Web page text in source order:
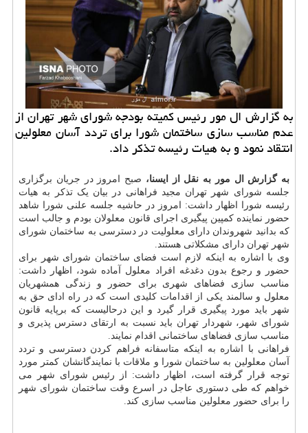
به گزارش ال مور رئیس كمیته بودجه شورای شهر تهران از
عدم مناسب سازی ساختمان شورا برای تردد آسان معلولین
انتقاد نمود و به هیات رئیسه تذكر داد.
به گزارش ال مور به نقل از ایسنا، صبح امروز در جریان برگزاری
جلسه شورای شهر تهران مجید فراهانی در بیان یک تذکر به هیات
رئیسه شورا اظهار داشت: امروز در حاشیه جلسه علنی شورا شاهد
حضور نماینده کمپین پیگیری اجرای قانون معلولان بودم و جالب است
که بدانید شهروندان دارای معلولیت در دسترسی به ساختمان شورای
شهر تهران دارای مشکلاتی هستند.
وی با اشاره به اینکه لازم است فضای ساختمان شورای شهر برای
حضور و رجوع بدون دغدغه افراد معلول آماده شود، اظهار داشت:
مناسب سازی فضاهای شهری برای حضور و زندگی همشهریان
معلول و سالمند یکی از اقدامات کلیدی است که در راه ادای حق به
شهر باید مورد پیگیری قرار گیرد و این درحالیست که برپایه قانون
شورای شهر، شهردار تهران باید نسبت به ارتقای دسترس پذیری و
مناسب سازی فضاهای ساختمانی اقدام نمایند.
فراهانی با اشاره به اینکه متاسفانه فراهم کردن دسترسی و تردد
آسان معلولین به ساختمان شورا و ملاقات با نمایندگانشان کمتر مورد
توجه قرار گرفته است، اظهار داشت: از رئیس شورای شهر می
خواهم که طی دستوری عاجل در اسرع وقت ساختمان شورای شهر
را برای حضور معلولین مناسب سازی کند.